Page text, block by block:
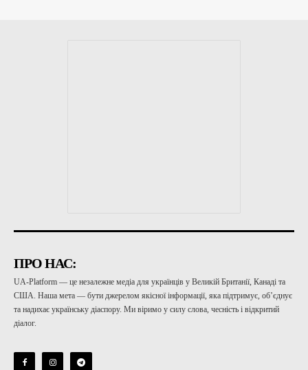
ПРО НАС:
UA-Platform — це незалежне медіа для українців у Великій Британії, Канаді та
США. Наша мета — бути джерелом якісної інформації, яка підтримує, об’єднує
та надихає українську діаспору. Ми віримо у силу слова, чесність і відкритий
діалог.